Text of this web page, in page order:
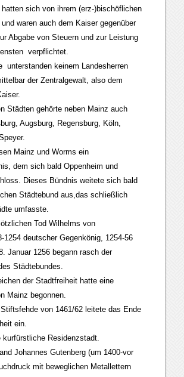
hatten sich von ihrem (erz-)bischöflichen
und waren auch dem Kaiser gegenüber
Abgabe von Steuern und zur Leistung
verpflichtet.
unterstanden keinem Landesherren
der Zentralgewalt, also dem
Städten gehörte neben Mainz auch
Augsburg, Regensburg, Köln,
Mainz und Worms ein
dem sich bald Oppenheim und
Dieses Bündnis weitete sich bald
Städtebund aus,das schließlich
umfasste.
Tod Wilhelms von
1254 deutscher Gegenkönig, 1254-56
Januar 1256 begann rasch der
Städtebundes.
der Stadtfreiheit hatte eine
Mainz begonnen.
von 1461/62 leitete das Ende
ein.
kurfürstliche Residenzstadt.
Johannes Gutenberg (um 1400-vor
mit beweglichen Metallettern